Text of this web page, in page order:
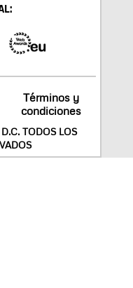
Términos y
condiciones
TODOS LOS